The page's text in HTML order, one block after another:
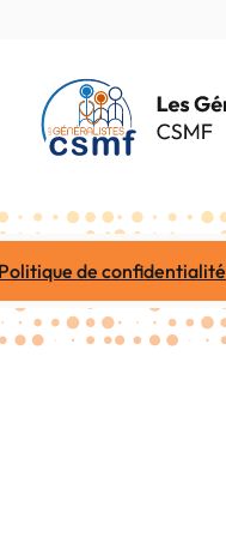
Politique de confidentialité